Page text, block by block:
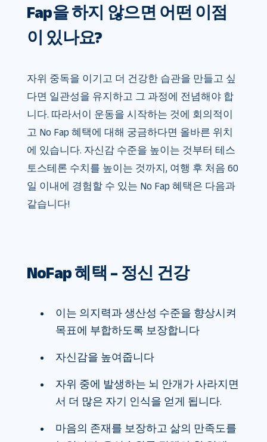
Fap을 하지 않으면 어떤 이점
이 있나요?
자위 중독을 이기고 더 건강한 습관을 만들고 싶
다면 일관성을 유지하고 그 과정에 전념해야 합
니다. 따라서이 운동을 시작하는 것에 회의적이
고 No Fap 혜택에 대해 궁금하다면 올바른 위치
에 있습니다. 자신감 수준을 높이는 것부터 테스
토스테론 수치를 높이는 것까지, 여행 후 처음 60
일 이내에 경험할 수 있는 No Fap 혜택은 다음과
같습니다!
NoFap 혜택 – 정신 건강
이는 의지력과 생산성 수준을 향상시켜
목표에 부합하도록 보장합니다
자신감을 높여줍니다
자위 중에 발생하는 뇌 안개가 사라지면
서 더 많은 자기 인식을 얻게 됩니다.
마음의 존재를 보장하고 삶의 만족도를